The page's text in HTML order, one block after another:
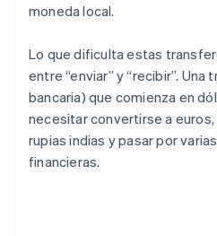
moneda local.
Lo que dificulta estas
entre “enviar” y “recibir”.
bancaria) que comienza en
necesitar convertirse a euros,
rupias indias y pasar por
financieras.